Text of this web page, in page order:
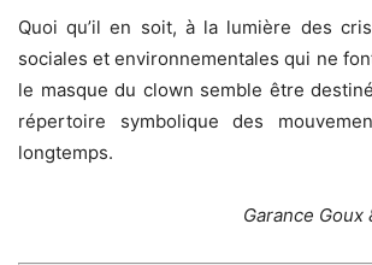
Quoi qu’il en soit, à la lumière des
sociales et environnementales qui ne
le masque du clown semble être
répertoire symbolique des
longtemps.
Garance